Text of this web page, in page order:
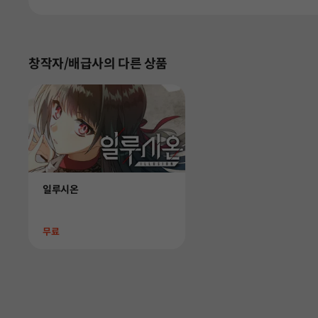
창작자/배급사의 다른 상품
Product
일루시온
Price
무료